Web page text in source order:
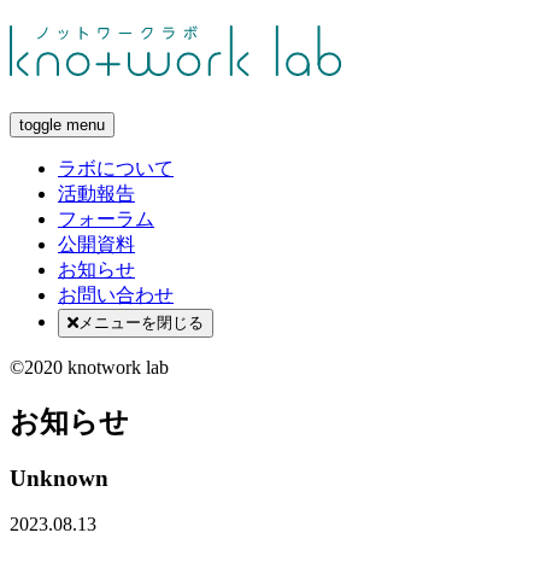
toggle menu
ラボについて
活動報告
フォーラム
公開資料
お知らせ
お問い合わせ
メニューを閉じる
©2020 knotwork lab
お知らせ
Unknown
2023.08.13